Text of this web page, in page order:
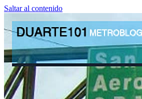
Saltar al contenido